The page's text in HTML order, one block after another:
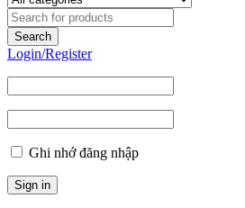
Login/Register
Ghi nhớ đăng nhập